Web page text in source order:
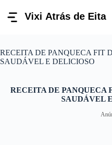
para
RECEITA DE PANQUECA FIT
SAUDÁVEL E DELICIOSO
RECEITA DE PANQUECA
SAUDÁVEL